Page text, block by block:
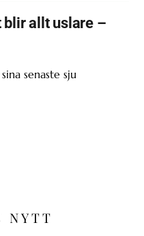
blir allt uslare –
senaste sju
NYTT